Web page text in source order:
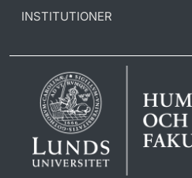
INSTITUTIONER